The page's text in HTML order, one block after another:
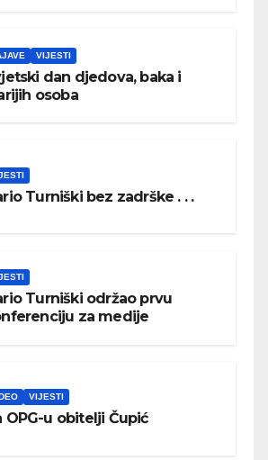
VIJESTI
dan djedova, baka i
osoba
Turniški bez zadrške . . .
Turniški održao prvu
za medije
VIJESTI
OPG-u obitelji Čupić